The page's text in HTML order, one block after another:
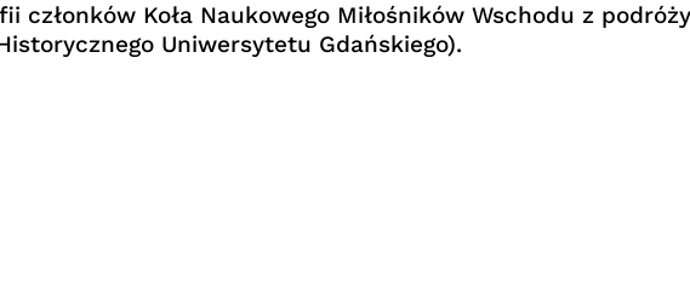
Koła Naukowego Miłośników Wschodu z
Uniwersytetu Gdańskiego).